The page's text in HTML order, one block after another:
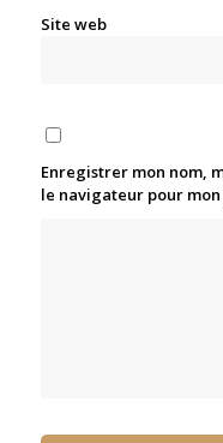
Site web
Enregistrer mon nom,
le navigateur pour